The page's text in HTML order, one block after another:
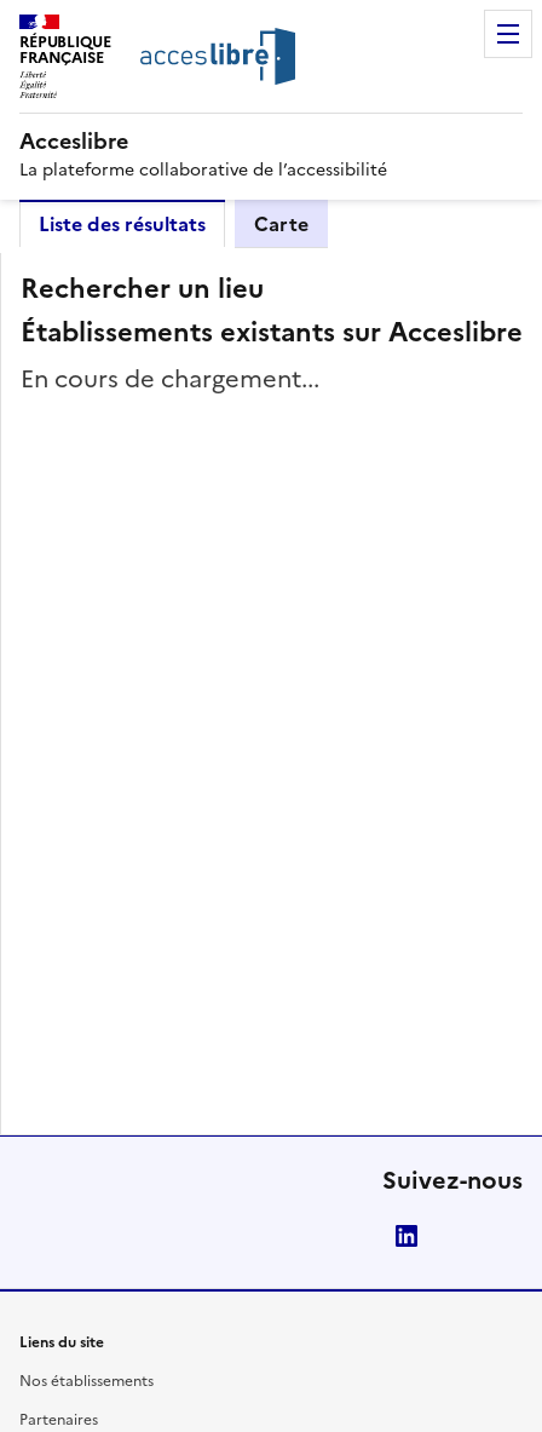
RÉPUBLIQUE
FRANÇAISE
Acceslibre
La plateforme collaborative de l’accessibilité
Liste des résultats Carte
Rechercher un lieu
Établissements existants sur Acceslibre
En cours de chargement...
Suivez-nous
Liens du site
Nos établissements
Partenaires